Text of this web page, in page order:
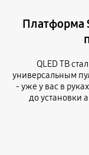
Платформа
QLED ТВ
универсальным
- уже у вас в
до установки